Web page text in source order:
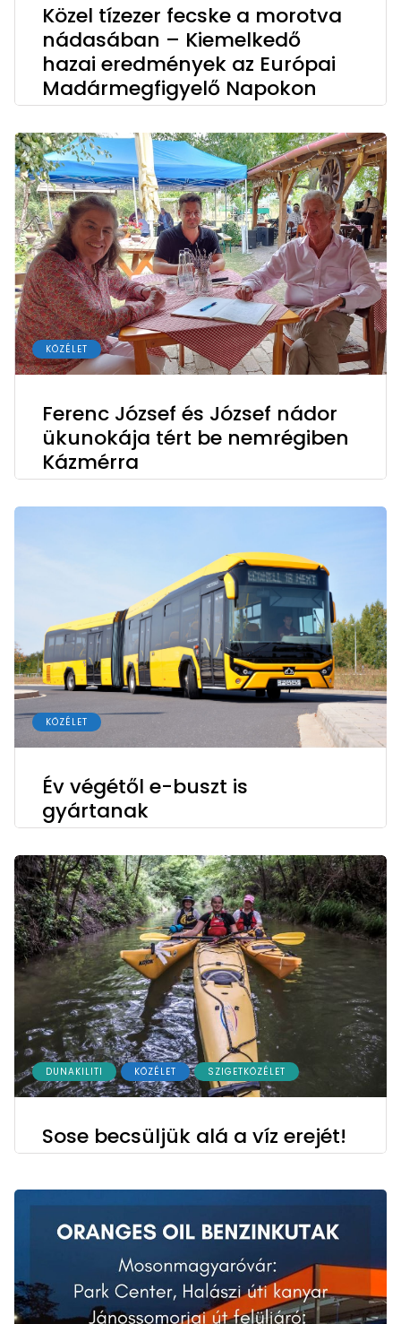
Közel tízezer fecske a morotva
nádasában – Kiemelkedő
hazai eredmények az Európai
Madármegfigyelő Napokon
KÖZÉLET
Ferenc József és József nádor
ükunokája tért be nemrégiben
Kázmérra
KÖZÉLET
Év végétől e-buszt is
gyártanak
DUNAKILITI KÖZÉLET SZIGETKÖZÉLET
Sose becsüljük alá a víz erejét!